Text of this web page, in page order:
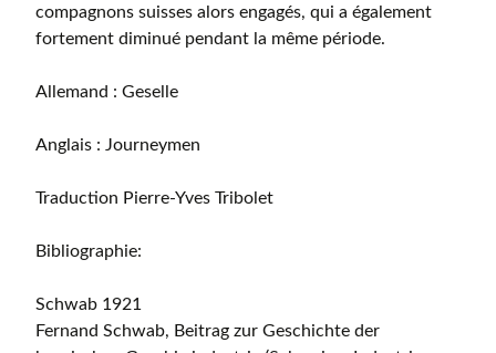
compagnons suisses alors engagés, qui a également
fortement diminué pendant la même période.
Allemand : Geselle
Anglais : Journeymen
Traduction Pierre-Yves Tribolet
Bibliographie:
Schwab 1921
Fernand Schwab, Beitrag zur Geschichte der